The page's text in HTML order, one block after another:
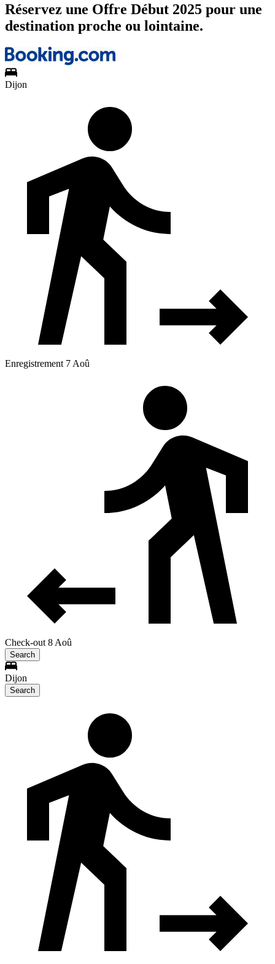
Réservez une Offre Début 2025 pour une
destination proche ou lointaine.
Dijon
Enregistrement 7 Aoû
Check-out 8 Aoû
Search
Dijon
Search